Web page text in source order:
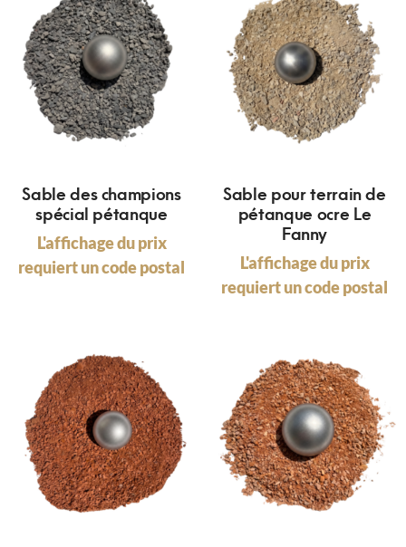
Sable des champions
spécial pétanque
L'affichage du prix
requiert un code postal
Sable pour terrain de
pétanque ocre Le
Fanny
L'affichage du prix
requiert un code postal